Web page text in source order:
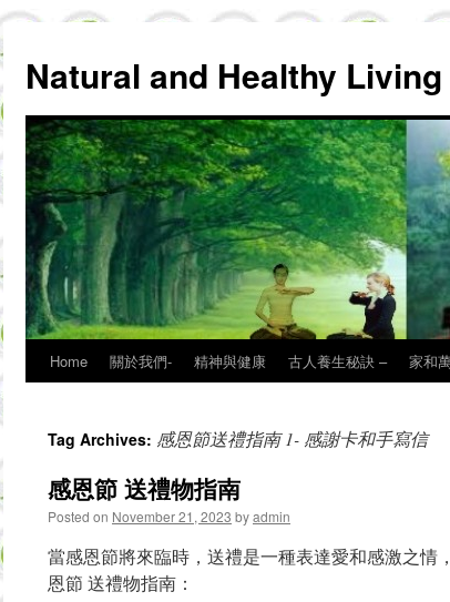
Natural and Healthy Living
Skip
content
Home 關於我們- 精神與健康 古人養生秘訣 – 家和
Tag Archives: 感恩節送禮指南 1- 感謝卡和手寫信
感恩節 送禮物指南
Posted on November 21, 2023 byadmin
當感恩節將來臨時，送禮是一種表達愛和感激之情
恩節 送禮物指南：